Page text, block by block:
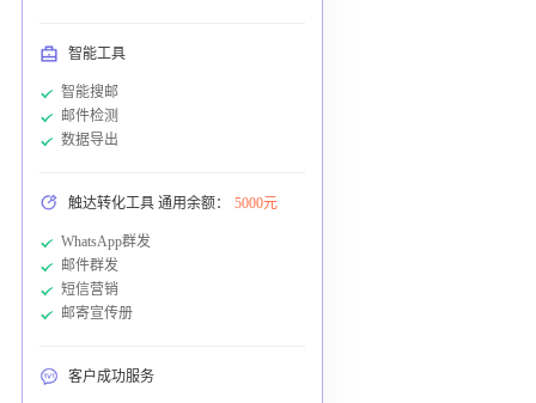
智能工具
智能搜邮
邮件检测
数据导出
触达转化工具 通用余额： 5000元
WhatsApp群发
邮件群发
短信营销
邮寄宣传册
客户成功服务